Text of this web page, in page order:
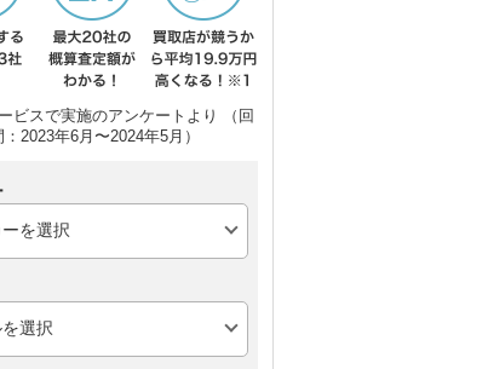
ビスで実施のアンケートより （回
2023年6月〜2024年5月）